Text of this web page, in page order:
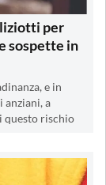
per
sospette in
e in
anziani, a
questo rischio